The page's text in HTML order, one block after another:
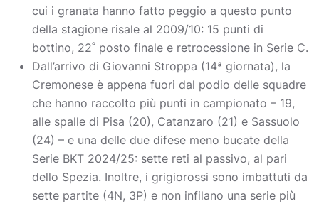
cui i granata hanno fatto peggio a questo punto
della stagione risale al 2009/10: 15 punti di
bottino, 22˚ posto finale e retrocessione in Serie C.
Dall’arrivo di Giovanni Stroppa (14ª giornata), la
Cremonese è appena fuori dal podio delle squadre
che hanno raccolto più punti in campionato – 19,
alle spalle di Pisa (20), Catanzaro (21) e Sassuolo
(24) – e una delle due difese meno bucate della
Serie BKT 2024/25: sette reti al passivo, al pari
dello Spezia. Inoltre, i grigiorossi sono imbattuti da
sette partite (4N, 3P) e non infilano una serie più